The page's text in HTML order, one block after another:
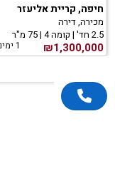
חיפה, קריית אליעזר
מכירה, דירה
2.5 חד' | קומה 4 | 75 מ"ר
₪1,300,000 1 ימים